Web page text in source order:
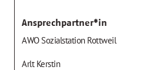
Ansprechpartner*in
AWO Sozialstation Rottweil
Arlt Kerstin